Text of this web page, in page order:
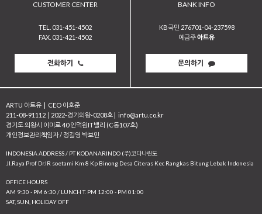
CUSTOMER CENTER
TEL. 031-451-4502
FAX. 031-421-4502
전화하기
BANK INFO
KB국민 276701-04-237598
예금주아트유
문의하기
ARTU 아트유
CEO 이호준
211-08-91112
2022-경기의왕-0208호
info@artu.co.kr
경기도 의왕시 이미로 40 인덕원IT밸리 (C동107호)
개인정보관리책임자 / 정길영 박보민
INDONESIA ADDRESS / PT KODANARINDO (주)코다나린도
JI.Raya Prof Dr.IR soetami Km 8 Kp Binong Desa Citeras Kec Rangkas Bitung Lebak Indonesia
OFFICE HOURS
AM 9:30 - PM 6:30 / LUNCH T. PM 12:00 - PM 01:00
SAT, SUN, HOLIDAY OFF